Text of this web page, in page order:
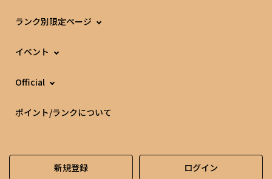
ランク別限定ページ
イベント
Official
ポイント/ランクについて
新規登録 ログイン